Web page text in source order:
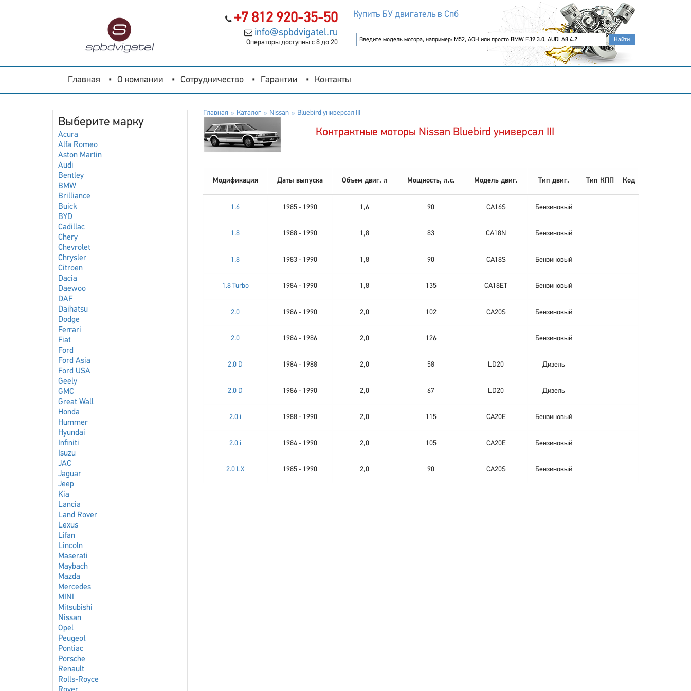
+7 812 920-35-50
info@spbdvigatel.ru
Операторы доступны с 8 до 20
Купить БУ двигатель в Спб
Главная О компании Сотрудничество Гарантии Контакты
Выберите марку
Acura
Alfa Romeo
Aston Martin
Audi
Bentley
BMW
Brilliance
Buick
BYD
Cadillac
Chery
Chevrolet
Chrysler
Citroen
Dacia
Daewoo
DAF
Daihatsu
Dodge
Ferrari
Fiat
Ford
Ford Asia
Ford USA
Geely
GMC
Great Wall
Honda
Hummer
Hyundai
Infiniti
Isuzu
JAC
Jaguar
Jeep
Kia
Lancia
Land Rover
Lexus
Lifan
Lincoln
Maserati
Maybach
Mazda
Mercedes
MINI
Mitsubishi
Nissan
Opel
Peugeot
Pontiac
Porsche
Renault
Rolls-Royce
Главная Каталог Nissan Bluebird универсал III
Контрактные моторы Nissan Bluebird универсал III
Модификация Даты выпуска Объем двиг. л Мощность, л.с. Модель двиг. Тип двиг. Тип КПП Код
1.6 1985 - 1990 1,6 90 CA16S Бензиновый
1.8 1988 - 1990 1,8 83 CA18N Бензиновый
1.8 1983 - 1990 1,8 90 CA18S Бензиновый
1.8 Turbo 1984 - 1990 1,8 135 CA18ET Бензиновый
2.0 1986 - 1990 2,0 102 CA20S Бензиновый
2.0 1984 - 1986 2,0 126 Бензиновый
2.0 D 1984 - 1988 2,0 58 LD20 Дизель
2.0 D 1986 - 1990 2,0 67 LD20 Дизель
2.0 i 1988 - 1990 2,0 115 CA20E Бензиновый
2.0 i 1984 - 1990 2,0 105 CA20E Бензиновый
2.0 LX 1985 - 1990 2,0 90 CA20S Бензиновый